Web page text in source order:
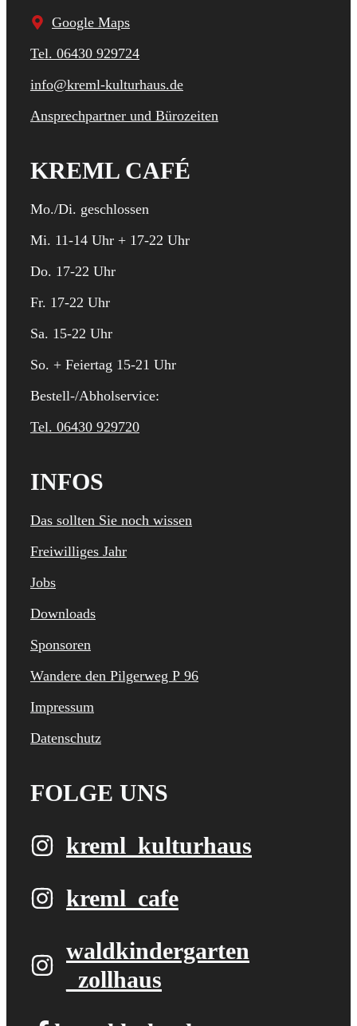
Google Maps
Tel. 06430 929724
info@kreml-kulturhaus.de
Ansprechpartner und Bürozeiten
KREML CAFÉ
Mo./Di. geschlossen
Mi. 11-14 Uhr + 17-22 Uhr
Do. 17-22 Uhr
Fr. 17-22 Uhr
Sa. 15-22 Uhr
So. + Feiertag 15-21 Uhr
Bestell-/Abholservice:
Tel. 06430 929720
INFOS
Das sollten Sie noch wissen
Freiwilliges Jahr
Jobs
Downloads
Sponsoren
Wandere den Pilgerweg P 96
Impressum
Datenschutz
FOLGE UNS
kreml_kulturhaus
kreml_cafe
waldkindergarten​
_zollhaus